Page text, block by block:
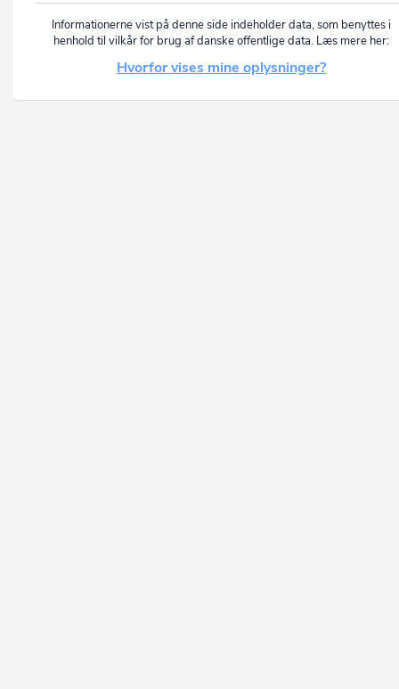
Informationerne vist på denne side indeholder data, som benyttes i
henhold til vilkår for brug af danske offentlige data. Læs mere her:
Hvorfor vises mine oplysninger?